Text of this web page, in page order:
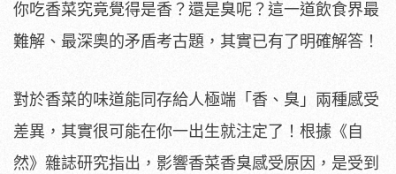
你吃香菜究竟覺得是香？還是臭呢？這一道飲食界最
難解、最深奧的矛盾考古題，其實已有了明確解答！
對於香菜的味道能同存給人極端「香、臭」兩種感受
差異，其實很可能在你一出生就注定了！根據《自
然》雜誌研究指出，影響香菜香臭感受原因，是受到